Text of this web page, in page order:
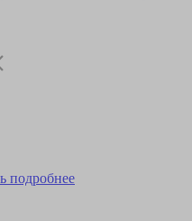
подробнее